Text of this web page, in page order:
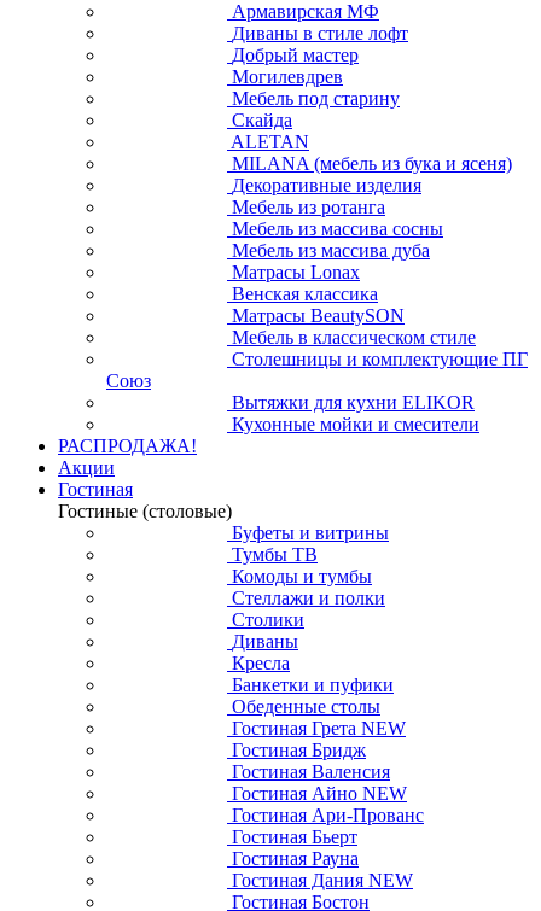
Армавирская МФ
Диваны в стиле лофт
Добрый мастер
Могилевдрев
Мебель под старину
Скайда
ALETAN
MILANA (мебель из бука и ясеня)
Декоративные изделия
Мебель из ротанга
Мебель из массива сосны
Мебель из массива дуба
Матрасы Lonax
Венская классика
Матрасы BeautySON
Мебель в классическом стиле
Столешницы и комплектующие ПГ
Союз
Вытяжки для кухни ELIKOR
Кухонные мойки и смесители
РАСПРОДАЖА!
Акции
Гостиная
Гостиные (столовые)
Буфеты и витрины
Тумбы ТВ
Комоды и тумбы
Стеллажи и полки
Столики
Диваны
Кресла
Банкетки и пуфики
Обеденные столы
Гостиная Грета NEW
Гостиная Бридж
Гостиная Валенсия
Гостиная Айно NEW
Гостиная Ари-Прованс
Гостиная Бьерт
Гостиная Рауна
Гостиная Дания NEW
Гостиная Бостон